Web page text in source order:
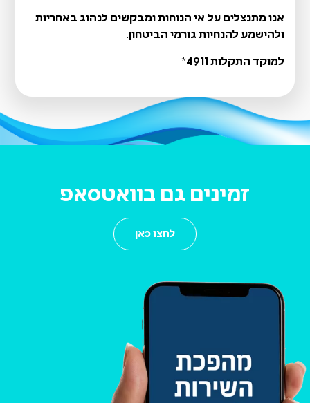
הפסקת מים 15/4/2026
אנו מתנצלים על אי הנוחות ומבקשים לנהוג באחריות
ולהישמע להנחיות גורמי הביטחון.
למוקד התקלות 4911*
זמינים גם בוואטסאפ
לחצו כאן